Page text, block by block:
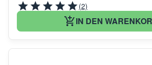
(2)
IN DEN